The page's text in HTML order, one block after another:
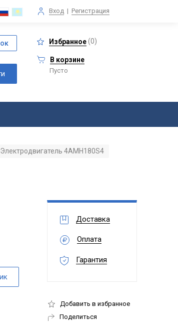
Вход | Регистрация
Избранное(0)
В корзине
Пусто
Электродвигатель 4АМН180S4
Доставка
Оплата
Гарантия
Добавить в избранное
Поделиться